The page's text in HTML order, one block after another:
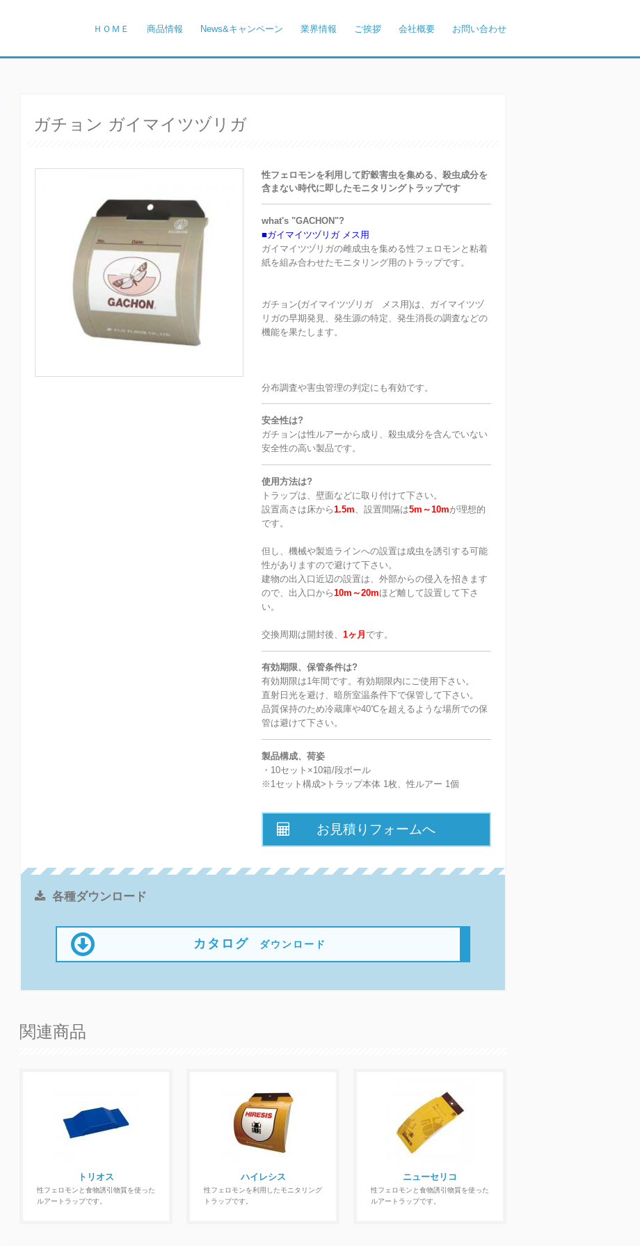
ＨＯＭＥ 商品情報 News&キャンペーン 業界情報 ご挨拶 会社概要 お問い合わせ
ガチョン ガイマイツヅリガ
性フェロモンを利用して貯穀害虫を集める、殺虫成分を
含まない時代に即したモニタリングトラップです
what's "GACHON"?
■ガイマイツヅリガ メス用
ガイマイツヅリガの雌成虫を集める性フェロモンと粘着
紙を組み合わせたモニタリング用のトラップです。
ガチョン(ガイマイツヅリガ メス用)は、ガイマイツヅ
リガの早期発見、発生源の特定、発生消長の調査などの
機能を果たします。
分布調査や害虫管理の判定にも有効です。
安全性は?
ガチョンは性ルアーから成り、殺虫成分を含んでいない
安全性の高い製品です。
使用方法は?
トラップは、壁面などに取り付けて下さい。
設置高さは床から1.5m 、設置間隔は5m～10mが理想的
です。
但し、機械や製造ラインへの設置は成虫を誘引する可能
性がありますので避けて下さい。
建物の出入口近辺の設置は、外部からの侵入を招きます
ので、出入口から10m～20mほど離して設置して下さ
い。
交換周期は開封後、 1ヶ月 です。
有効期限、保管条件は?
有効期限は1年間です。有効期限内にご使用下さい。
直射日光を避け、暗所室温条件下で保管して下さい。
品質保持のため冷蔵庫や40℃を超えるような場所での保
管は避けて下さい。
製品構成、荷姿
・10セット×10箱/段ボール
※1セット構成>トラップ本体 1枚、性ルアー 1個
お見積りフォームへ
各種ダウンロード
カタログ ダウンロード
関連商品
トリオス
性フェロモンと食物誘引物質を使った
ルアートラップです。
ハイレシス
性フェロモンを利用したモニタリング
トラップです。
ニューセリコ
性フェロモンと食物誘引物質を使った
ルアートラップです。